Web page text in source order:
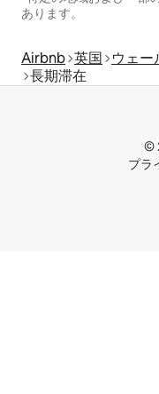
あります。
Airbnb 英国 ウェー
長期滞在
©
プラ